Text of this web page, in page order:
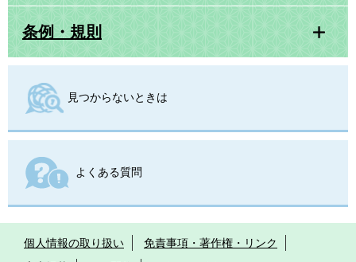
条例・規則
見つからないときは
よくある質問
個人情報の取り扱い
免責事項・著作権・リンク